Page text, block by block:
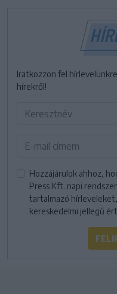
Iratkozzon fel
hírekről!
Hozzájárulok ahhoz,
Press Kft. napi
tartalmazó
kereskedelmi jellegű